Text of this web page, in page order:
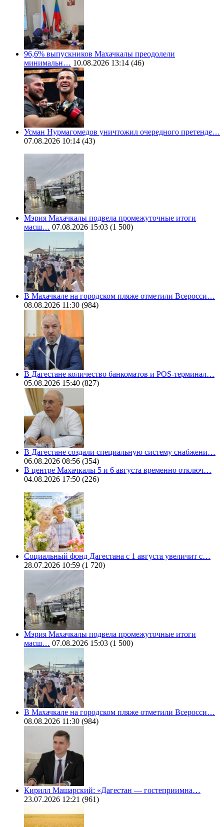
96,6% выпускников Махачкалы преодолели
минимальн… 10.08.2026 13:14 (46)
Усман Нурмагомедов уничтожил очередного претенде…
07.08.2026 10:14 (43)
Мэрия Махачкалы подвела промежуточные итоги
масш… 07.08.2026 15:03 (1 500)
В Махачкале на городском пляже отметили Всеросси…
08.08.2026 11:30 (984)
В Дагестане количество банкоматов и POS-терминал…
05.08.2026 15:40 (827)
В Дагестане создали специальную систему снабжени…
06.08.2026 08:56 (354)
В центре Махачкалы 5 и 6 августа временно отключ…
04.08.2026 17:50 (226)
Социальный фонд Дагестана с 1 августа увеличит с…
28.07.2026 10:59 (1 720)
Мэрия Махачкалы подвела промежуточные итоги
масш… 07.08.2026 15:03 (1 500)
В Махачкале на городском пляже отметили Всеросси…
08.08.2026 11:30 (984)
Кирилл Машарский: «Дагестан — гостеприимна…
23.07.2026 12:21 (961)